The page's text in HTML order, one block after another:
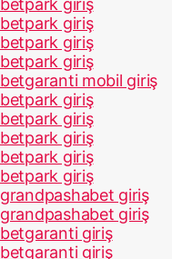
betpark giriş
betpark giriş
betpark giriş
betgaranti mobil giriş
betpark giriş
betpark giriş
betpark giriş
betpark giriş
betpark giriş
grandpashabet giriş
grandpashabet giriş
betgaranti giriş
betgaranti giriş